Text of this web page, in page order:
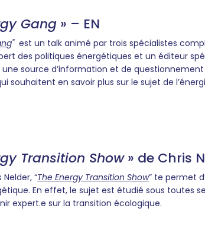
Gang » – EN
" est un talk animé par trois spécialistes
des politiques énergétiques et un éditeur
source d’information et de
souhaitent en savoir plus sur le sujet de
Transition Show» de Chris
“The Energy Transition Show” te permet
En effet, le sujet est étudié sous toutes
expert.e sur la transition écologique.